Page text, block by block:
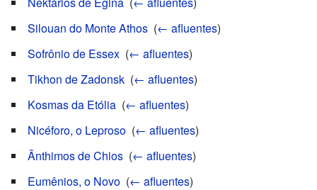
Silouan do Monte Athos (← afluentes)
Sofrônio de Essex (← afluentes)
Tikhon de Zadonsk (← afluentes)
Kosmas da Etólia (← afluentes)
Nicéforo, o Leproso (← afluentes)
Ânthimos de Chios (← afluentes)
Eumênios, o Novo (← afluentes)